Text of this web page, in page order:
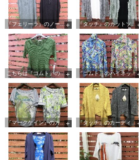
『フェリーラ』のノースリーブTシャツは、肩のギャザーがポイントです 『タッチ』のカットソーやカーディガンは早い者勝ちですよ♪
こちらは『コムト』のサマーニット、深いグリーンが印象的です 『コムト』のハイネックカットソーは超個性的☆格好良く着こなしたいですね
『マークケイン』のカットソーは肌触りも格好良さもピカ一です☆ 『タッチ』のカーディガンは、さり気なく肩や首にかけてもお洒落ですね